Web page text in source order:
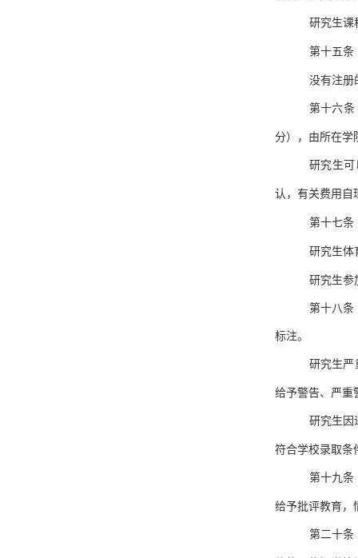
研究生课
第十五条
没有注册
第十六
分），由所在学
研究生
认，有关费用自
第十七条
研究生体
研究生参
第十八条
标注。
研究生严
给予警告、严重
研究生因
符合学校录取条
第十九条
给予批评教育，
第二十条